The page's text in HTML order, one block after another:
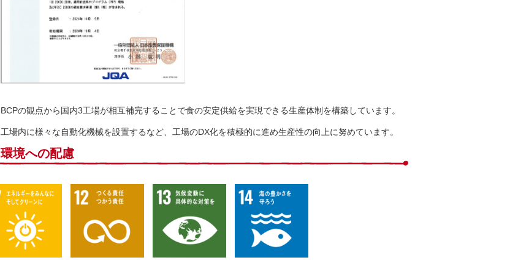
BCPの観点から国内3工場が相互補完することで食の安定供給を実現できる生産体制を構築しています。
工場内に様々な自動化機械を設置するなど、工場のDX化を積極的に進め生産性の向上に努めています。
環境への配慮